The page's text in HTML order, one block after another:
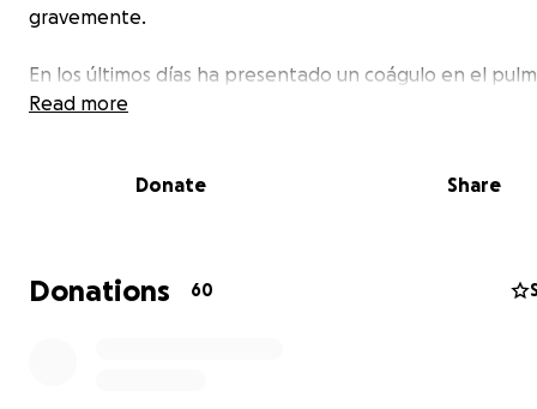
gravemente.
En los últimos días ha presentado un coágulo en el
(tromboembolismo), líquido en los pulmones,
dejó muy debilitada.
para evaluar y tratar estas complicaciones. Este
es costoso y se suma a los gastos de hospitalización,
Read more
Donate Share
Donations 60